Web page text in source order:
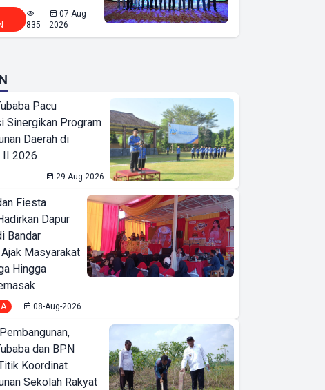
835
07-Aug-
2026
Pacu
Sinergikan Program
Daerah di
2026
29-Aug-2026
Fiesta
Dapur
Bandar
Masyarakat
Hingga
08-Aug-2026
dan BPN
Koordinat
Sekolah Rakyat